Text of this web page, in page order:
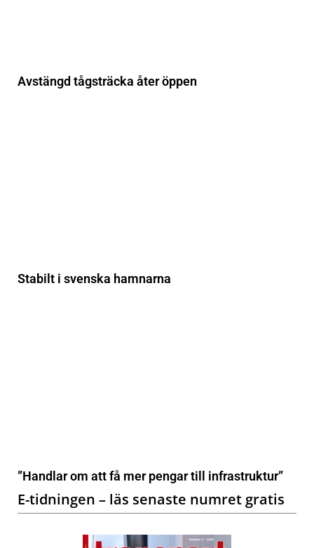
Avstängd tågsträcka åter öppen
Stabilt i svenska hamnarna
”Handlar om att få mer pengar till infrastruktur”
E-tidningen – läs senaste numret gratis